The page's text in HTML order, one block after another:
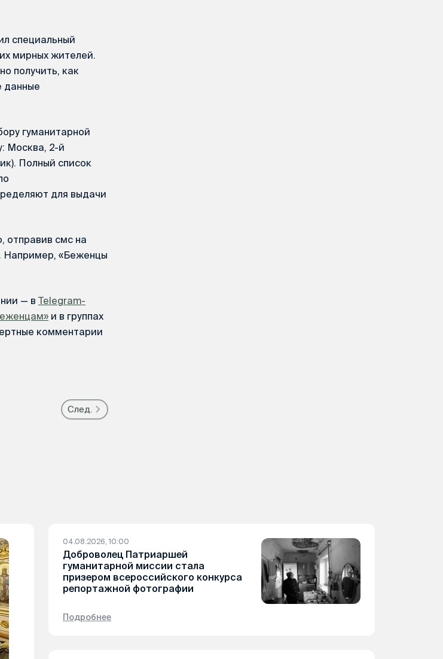
специальный
мирных жителей.
получить, как
данные
гуманитарной
Москва, 2-й
Полный список
для выдачи
смс на
Например, «Беженцы
— в Telegram-
и в группах
комментарии
След.
04.08.2026, 10:00
Доброволец Патриаршей
гуманитарной миссии стала
призером всероссийского конкурса
репортажной фотографии
Подробнее